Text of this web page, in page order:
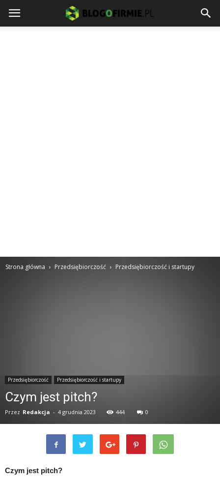
Strona główna Przedsiębiorczość Przedsiębiorczość i startupy
Przedsiębiorczość Przedsiębiorczość i startupy
Czym jest pitch?
Przez Redakcja - 4 grudnia 2023 444 0
Czym jest pitch?